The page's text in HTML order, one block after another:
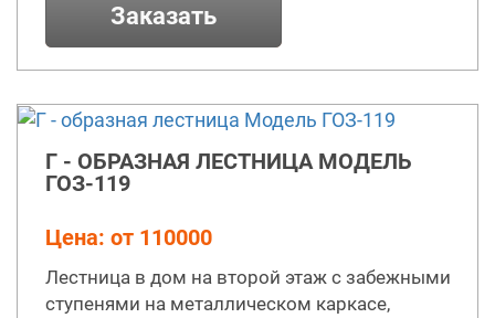
Заказать
Г - ОБРАЗНАЯ ЛЕСТНИЦА МОДЕЛЬ
ГОЗ-119
Цена: от 110000
Лестница в дом на второй этаж с забежными
ступенями на металлическом каркасе,